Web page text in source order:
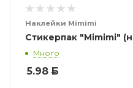
Наклейки Mimimi
Стикерпак "Mimimi"
Много
5.98 Б